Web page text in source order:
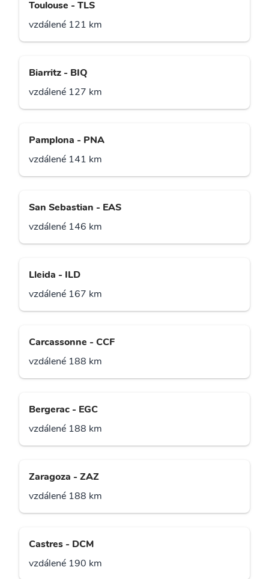
Toulouse - TLS
vzdálené 121 km
Biarritz - BIQ
vzdálené 127 km
Pamplona - PNA
vzdálené 141 km
San Sebastian - EAS
vzdálené 146 km
Lleida - ILD
vzdálené 167 km
Carcassonne - CCF
vzdálené 188 km
Bergerac - EGC
vzdálené 188 km
Zaragoza - ZAZ
vzdálené 188 km
Castres - DCM
vzdálené 190 km